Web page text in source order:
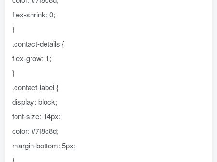
flex-shrink: 0;
}
.contact-details {
flex-grow: 1;
}
.contact-label {
display: block;
font-size: 14px;
color: #7f8c8d;
margin-bottom: 5px;
}